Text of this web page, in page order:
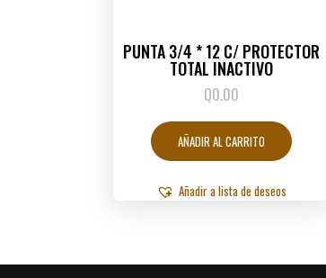
PUNTA 3/4 * 12 C/ PROTECTOR
TOTAL INACTIVO
Q0.00
AÑADIR AL CARRITO
Añadir a lista de deseos